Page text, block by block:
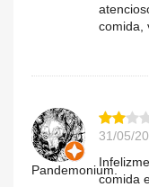
comida,
Pandemonium.
31/05/
comida